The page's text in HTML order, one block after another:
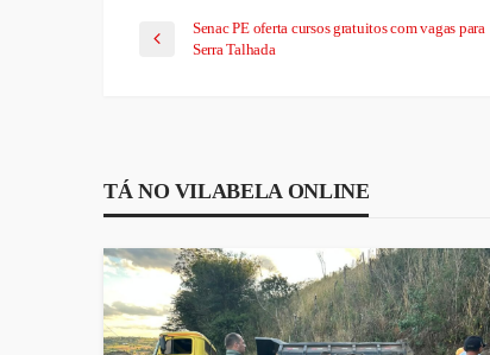
Senac PE oferta cursos gratuitos com vagas para
Serra Talhada
TÁ NO VILABELA ONLINE